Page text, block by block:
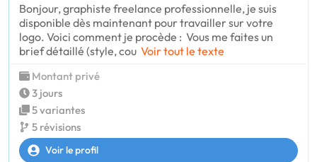
Bonjour, graphiste freelance professionnelle, je suis
disponible dès maintenant pour travailler sur votre
logo. Voici comment je procède : Vous me faites un
brief détaillé (style, cou Voir tout le texte
Montant privé
3 jours
5 variantes
5 révisions
Voir le profil